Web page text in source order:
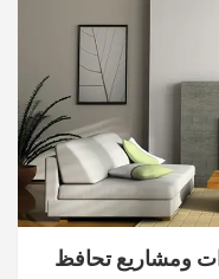
ومشاريع تحافظ